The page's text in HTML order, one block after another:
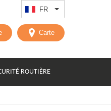
FR Lister les actions
Carte
ROUTIÈRE